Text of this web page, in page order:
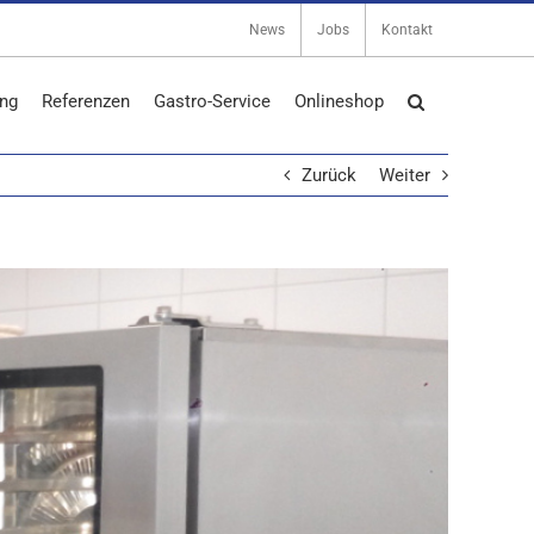
News Jobs Kontakt
Referenzen Gastro-Service Onlineshop
Zurück Weiter